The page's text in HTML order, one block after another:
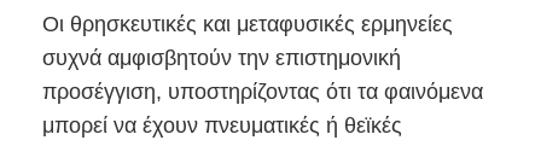
Οι θρησκευτικές και μεταφυσικές ερμηνείες
συχνά αμφισβητούν την επιστημονική
προσέγγιση, υποστηρίζοντας ότι τα φαινόμενα
μπορεί να έχουν πνευματικές ή θεϊκές